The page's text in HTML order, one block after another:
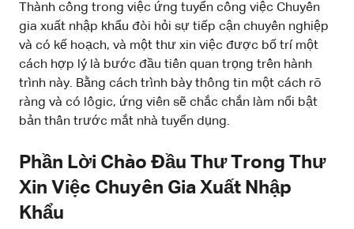
Thành công trong việc ứng tuyển công việc Chuyên
gia xuất nhập khẩu đòi hỏi sự tiếp cận chuyên nghiệp
và có kế hoạch, và một thư xin việc được bố trí một
cách hợp lý là bước đầu tiên quan trọng trên hành
trình này. Bằng cách trình bày thông tin một cách rõ
ràng và có lôgic, ứng viên sẽ chắc chắn làm nổi bật
bản thân trước mắt nhà tuyển dụng.
Phần Lời Chào Đầu Thư Trong Thư
Xin Việc Chuyên Gia Xuất Nhập
Khẩu